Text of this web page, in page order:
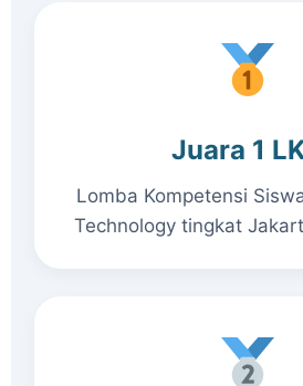
Juara 1
Lomba Kompetensi
Technology tingkat